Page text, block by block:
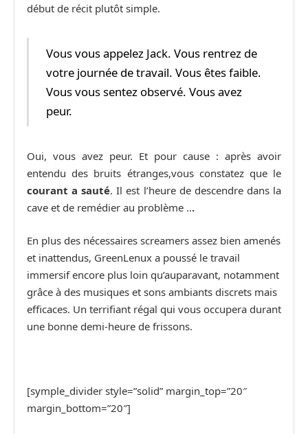
début de récit plutôt simple.
Vous vous appelez Jack. Vous rentrez de
votre journée de travail. Vous êtes faible.
Vous vous sentez observé. Vous avez
peur.
Oui, vous avez peur. Et pour cause : après avoir
entendu des bruits étranges,vous constatez que le
courant a sauté. Il est l’heure de descendre dans la
cave et de remédier au problème ...
En plus des nécessaires screamers assez bien amenés
et inattendus, GreenLenux a poussé le travail
immersif encore plus loin qu’auparavant, notamment
grâce à des musiques et sons ambiants discrets mais
efficaces. Un terrifiant régal qui vous occupera durant
une bonne demi-heure de frissons.
[symple_divider style=”solid” margin_top=”20″
margin_bottom=”20″]